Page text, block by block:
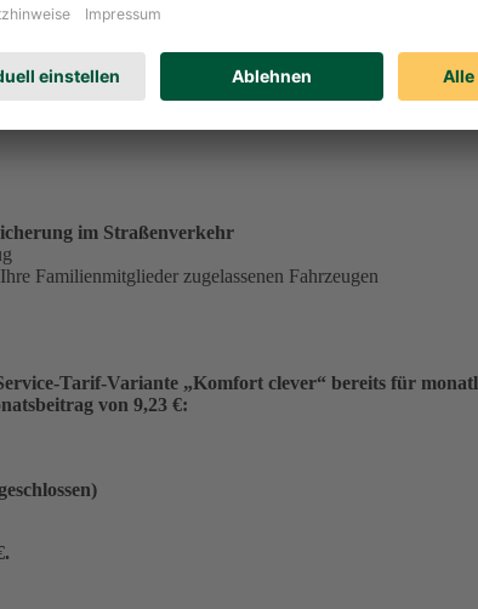
.
im Straßenverkehr
Familienmitglieder zugelassenen Fahrzeugen
Tarif-Variante „Komfort clever“ bereits für
von 9,23 €:
.